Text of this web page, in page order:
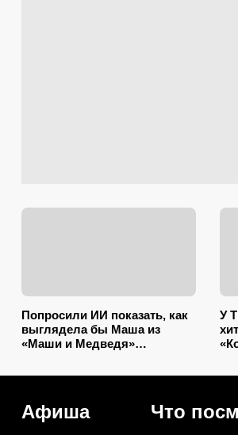
Попросили ИИ показать, как
выглядела бы Маша из
«Маши и Медведя»
У
Афиша Что